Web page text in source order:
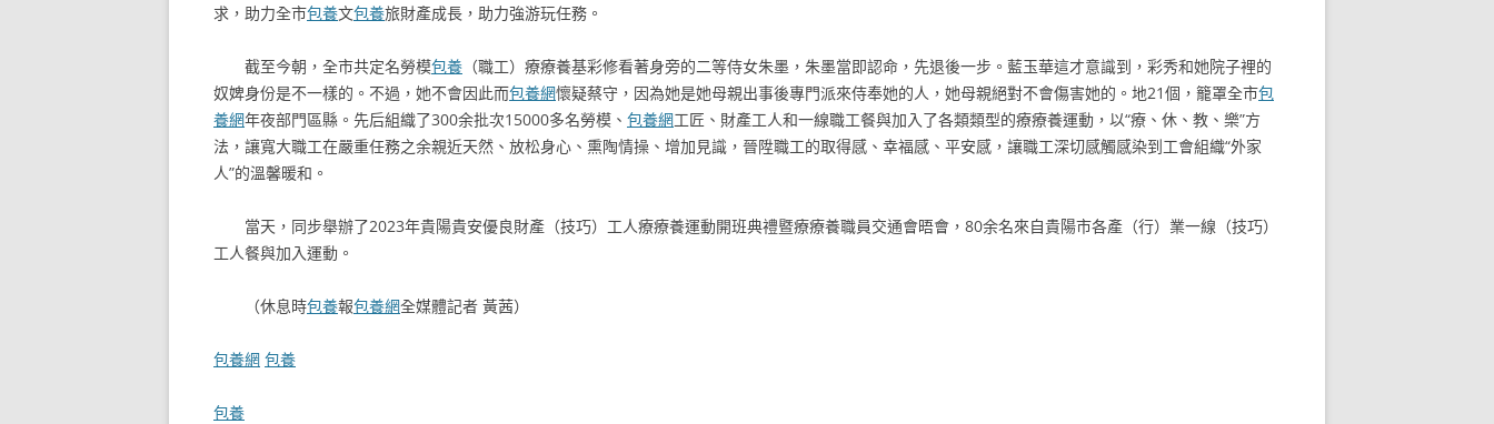
求，助力全市包養文包養旅財產成長，助力強游玩任務。
截至今朝，全市共定名勞模包養 （職工）療療養基彩修看著身旁的二等侍女朱墨，朱墨當即認命，先退後一步。藍玉華這才意識到，彩秀和她院子裡的
奴婢身份是不一樣的。不過，她不會因此而包養網懷疑蔡守，因為她是她母親出事後專門派來侍奉她的人，她母親絕對不會傷害她的。地21個，籠罩全市包
養網年夜部門區縣。先后組織了300余批次15000多名勞模、 包養網工匠、財產工人和一線職工餐與加入了各類類型的療療養運動，以“療、休、教、樂”方
法，讓寬大職工在嚴重任務之余親近天然、放松身心、熏陶情操、增加見識，晉陞職工的取得感、幸福感、平安感，讓職工深切感觸感染到工會組織“外家
人”的溫馨暖和。
當天，同步舉辦了2023年貴陽貴安優良財產（技巧）工人療療養運動開班典禮暨療療養職員交通會晤會，80余名來自貴陽市各產（行）業一線（技巧）
工人餐與加入運動。
（休息時包養報包養網全媒體記者 黃茜）
包養網 包養
包養